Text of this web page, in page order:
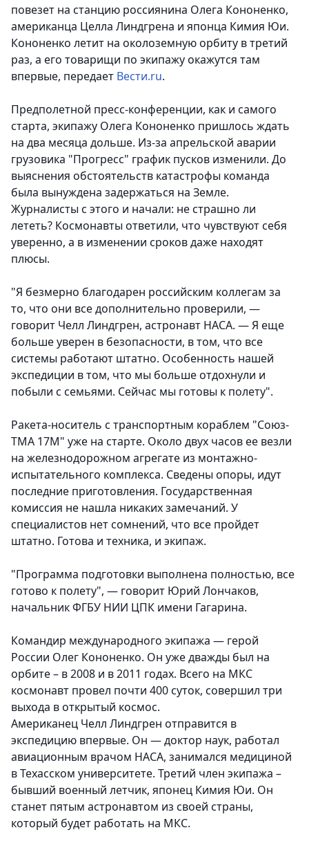
повезет на станцию россиянина Олега Кононенко,
американца Целла Линдгрена и японца Кимия Юи.
Кононенко летит на околоземную орбиту в третий
раз, а его товарищи по экипажу окажутся там
впервые, передает Вести.ru.
Предполетной пресс-конференции, как и самого
старта, экипажу Олега Кононенко пришлось ждать
на два месяца дольше. Из-за апрельской аварии
грузовика "Прогресс" график пусков изменили. До
выяснения обстоятельств катастрофы команда
была вынуждена задержаться на Земле.
Журналисты с этого и начали: не страшно ли
лететь? Космонавты ответили, что чувствуют себя
уверенно, а в изменении сроков даже находят
плюсы.
"Я безмерно благодарен российским коллегам за
то, что они все дополнительно проверили, —
говорит Челл Линдгрен, астронавт НАСА. — Я еще
больше уверен в безопасности, в том, что все
системы работают штатно. Особенность нашей
экспедиции в том, что мы больше отдохнули и
побыли с семьями. Сейчас мы готовы к полету".
Ракета-носитель с транспортным кораблем "Союз-
ТМА 17М" уже на старте. Около двух часов ее везли
на железнодорожном агрегате из монтажно-
испытательного комплекса. Сведены опоры, идут
последние приготовления. Государственная
комиссия не нашла никаких замечаний. У
специалистов нет сомнений, что все пройдет
штатно. Готова и техника, и экипаж.
"Программа подготовки выполнена полностью, все
готово к полету", — говорит Юрий Лончаков,
начальник ФГБУ НИИ ЦПК имени Гагарина.
Командир международного экипажа — герой
России Олег Кононенко. Он уже дважды был на
орбите – в 2008 и в 2011 годах. Всего на МКС
космонавт провел почти 400 суток, совершил три
выхода в открытый космос.
Американец Челл Линдгрен отправится в
экспедицию впервые. Он — доктор наук, работал
авиационным врачом НАСА, занимался медициной
в Техасском университете. Третий член экипажа –
бывший военный летчик, японец Кимия Юи. Он
станет пятым астронавтом из своей страны,
который будет работать на МКС.